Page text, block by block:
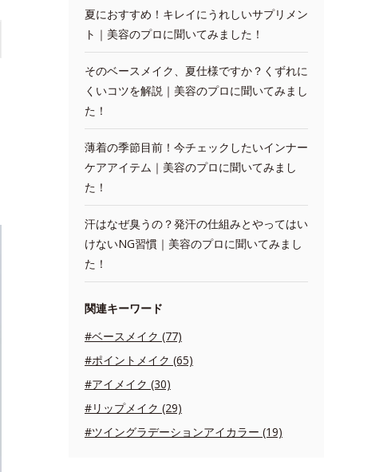
夏におすすめ！キレイにうれしいサプリメン
ト｜美容のプロに聞いてみました！
そのベースメイク、夏仕様ですか？くずれに
くいコツを解説｜美容のプロに聞いてみまし
た！
薄着の季節目前！今チェックしたいインナー
ケアアイテム｜美容のプロに聞いてみまし
た！
汗はなぜ臭うの？発汗の仕組みとやってはい
けないNG習慣｜美容のプロに聞いてみまし
た！
関連キーワード
#ベースメイク (77)
#ポイントメイク (65)
#アイメイク (30)
#リップメイク (29)
#ツイングラデーションアイカラー (19)